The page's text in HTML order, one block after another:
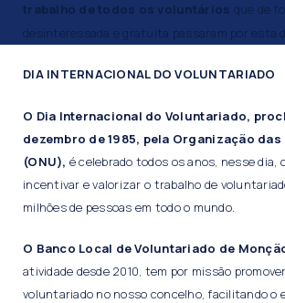
trabalho de todos os voluntários que de
desinteressada e gratuita passaram por esta
DIA INTERNACIONAL DO VOLUNTARIADO
O Dia Internacional do Voluntariado,
dezembro de 1985, pela Organização
(ONU), é celebrado todos os anos, nesse dia,
incentivar e valorizar o trabalho de
milhões de pessoas em todo o mundo.
O Banco Local de Voluntariado de
atividade desde 2010, tem por missão
voluntariado no nosso concelho, facilitando o